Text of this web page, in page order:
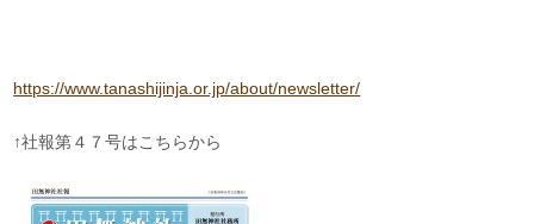
https://www.tanashijinja.or.jp/about/newsletter/
↑社報第４７号はこちらから